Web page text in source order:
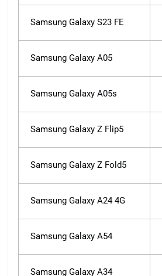
Samsung Galaxy S23 FE
Samsung Galaxy A05
Samsung Galaxy A05s
Samsung Galaxy Z Flip5
Samsung Galaxy Z Fold5
Samsung Galaxy A24 4G
Samsung Galaxy A54
Samsung Galaxy A34